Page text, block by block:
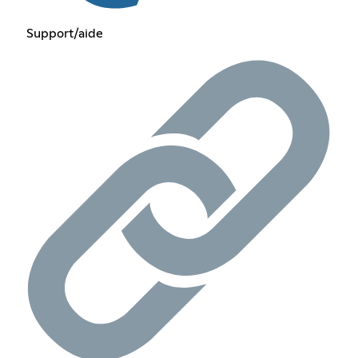
Support/aide